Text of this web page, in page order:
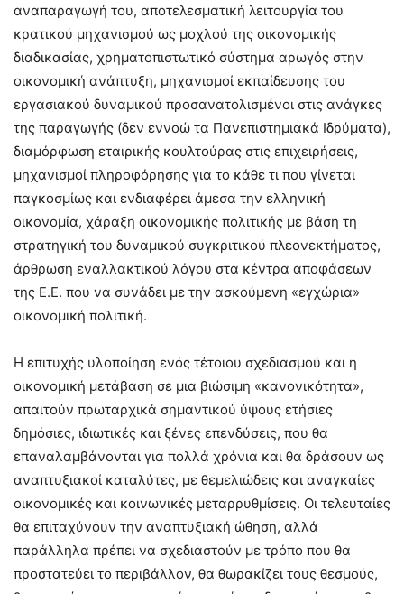
αναπαραγωγή του, αποτελεσματική λειτουργία του
κρατικού μηχανισμού ως μοχλού της οικονομικής
διαδικασίας, χρηματοπιστωτικό σύστημα αρωγός στην
οικονομική ανάπτυξη, μηχανισμοί εκπαίδευσης του
εργασιακού δυναμικού προσανατολισμένοι στις ανάγκες
της παραγωγής (δεν εννοώ τα Πανεπιστημιακά Ιδρύματα),
διαμόρφωση εταιρικής κουλτούρας στις επιχειρήσεις,
μηχανισμοί πληροφόρησης για το κάθε τι που γίνεται
παγκοσμίως και ενδιαφέρει άμεσα την ελληνική
οικονομία, χάραξη οικονομικής πολιτικής με βάση τη
στρατηγική του δυναμικού συγκριτικού πλεονεκτήματος,
άρθρωση εναλλακτικού λόγου στα κέντρα αποφάσεων
της Ε.Ε. που να συνάδει με την ασκούμενη «εγχώρια»
οικονομική πολιτική.
Η επιτυχής υλοποίηση ενός τέτοιου σχεδιασμού και η
οικονομική μετάβαση σε μια βιώσιμη «κανονικότητα»,
απαιτούν πρωταρχικά σημαντικού ύψους ετήσιες
δημόσιες, ιδιωτικές και ξένες επενδύσεις, που θα
επαναλαμβάνονται για πολλά χρόνια και θα δράσουν ως
αναπτυξιακοί καταλύτες, με θεμελιώδεις και αναγκαίες
οικονομικές και κοινωνικές μεταρρυθμίσεις. Οι τελευταίες
θα επιταχύνουν την αναπτυξιακή ώθηση, αλλά
παράλληλα πρέπει να σχεδιαστούν με τρόπο που θα
προστατεύει το περιβάλλον, θα θωρακίζει τους θεσμούς,